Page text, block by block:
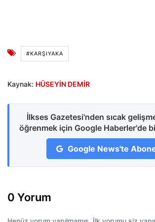
#KARŞIYAKA
Kaynak: HÜSEYİN DEMİR
İlkses Gazetesi'nden sıcak
öğrenmek için Google Haberler'de
Google News'te
0 Yorum